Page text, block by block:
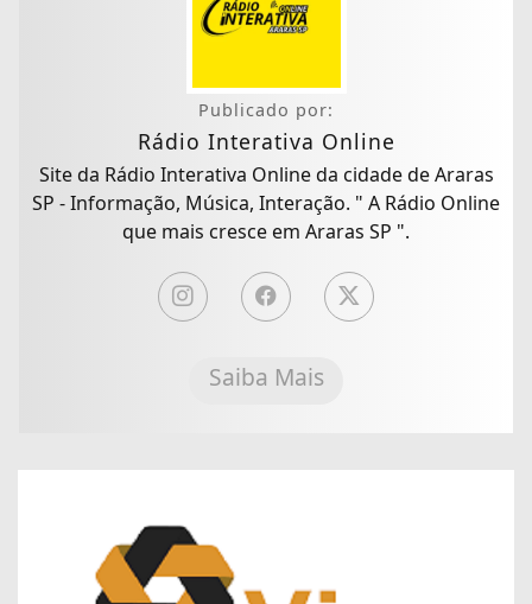
Publicado por:
Rádio Interativa Online
Site da Rádio Interativa Online da cidade de Araras
SP - Informação, Música, Interação. " A Rádio Online
que mais cresce em Araras SP ".
Saiba Mais